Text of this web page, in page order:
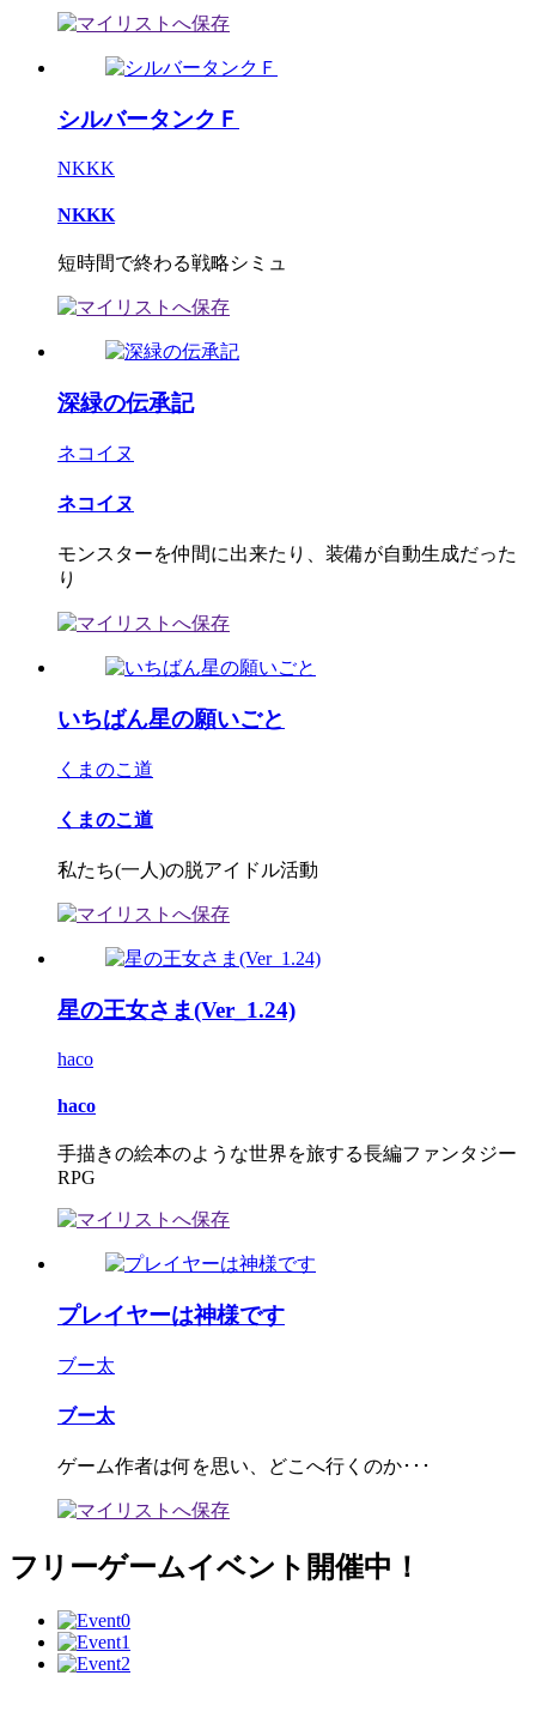
シルバータンクＦ
NKKK
NKKK
短時間で終わる戦略シミュ
深緑の伝承記
ネコイヌ
ネコイヌ
モンスターを仲間に出来たり、装備が自動生成だった
り
いちばん星の願いごと
くまのこ道
くまのこ道
私たち(一人)の脱アイドル活動
星の王女さま(Ver_1.24)
haco
haco
手描きの絵本のような世界を旅する長編ファンタジー
RPG
プレイヤーは神様です
ブー太
ブー太
ゲーム作者は何を思い、どこへ行くのか･･･
フリーゲームイベント開催中！